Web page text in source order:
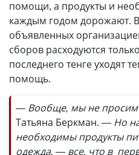
помощи, а продукты и
каждым годом дорожают.
объявленных
сборов расходуются
последнего тенге уходят
помощь.
— Вообще, мы не просим
Татьяна Беркман. — Но
необходимы продукты
одежда, — все, что в